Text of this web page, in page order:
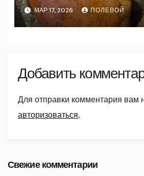
МАР 17, 2026 ПОЛЕВОЙ
Добавить
Для отправки комментария вам
авторизоваться.
Свежие комментарии